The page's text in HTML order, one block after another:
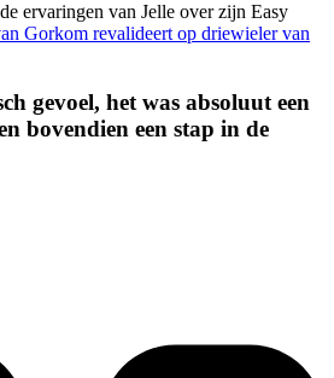
ervaringen van Jelle over zijn Easy
Gorkom revalideert op driewieler van
gevoel, het was absoluut een
bovendien een stap in de